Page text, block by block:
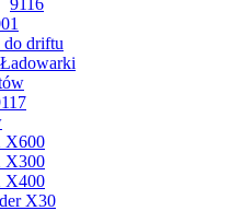
do driftu
X600
X300
X400
X30